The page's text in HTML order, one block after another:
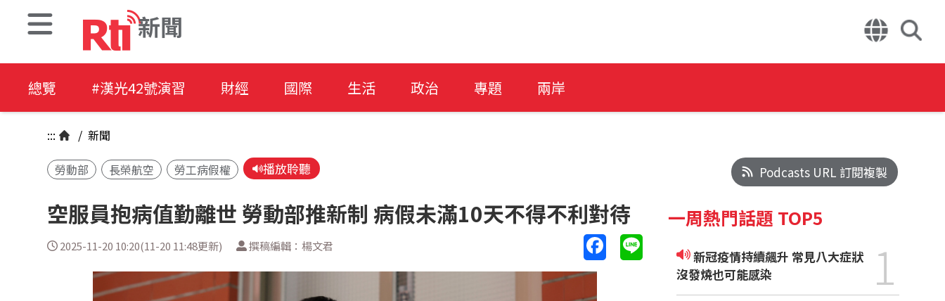
新聞
總覽 #漢光42號演習 財經 國際 生活 政治 專題 兩岸
::: / 新聞
勞動部 長榮航空 勞工病假權 播放聆聽
空服員抱病值勤離世 勞動部推新制 病假未滿10天不得不利對待
2025-11-20 10:20(11-20 11:48更新) 撰稿編輯：楊文君
Podcasts URL 訂閱複製
一周熱門話題 TOP5
新冠疫情持續飆升 常見八大症狀
沒發燒也可能感染
1